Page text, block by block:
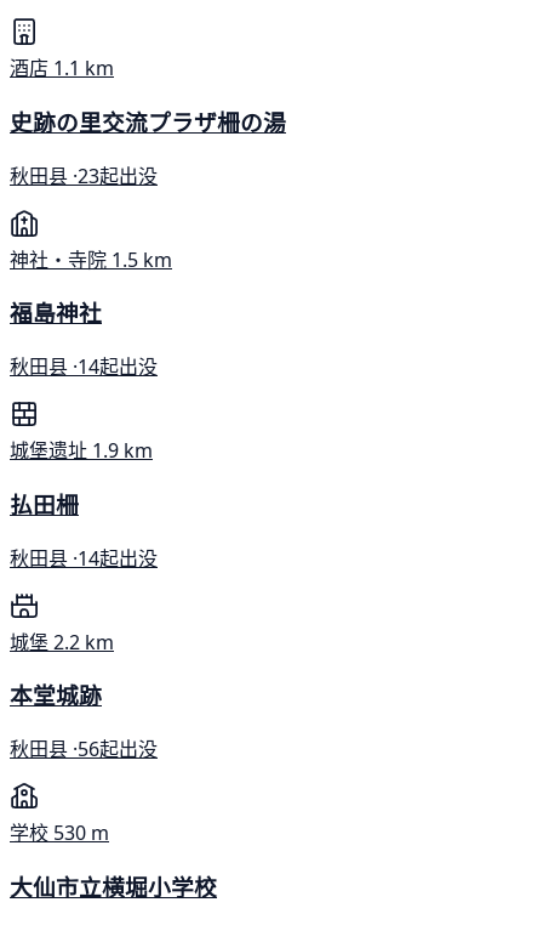
酒店 1.1 km
史跡の里交流プラザ柵の湯
秋田县 ·23起出没
神社・寺院 1.5 km
福島神社
秋田县 ·14起出没
城堡遗址 1.9 km
払田柵
秋田县 ·14起出没
城堡 2.2 km
本堂城跡
秋田县 ·56起出没
学校 530 m
大仙市立横堀小学校